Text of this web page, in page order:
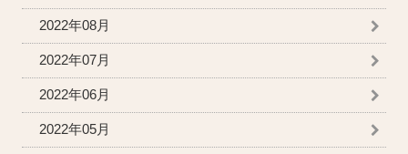
2022年08月
2022年07月
2022年06月
2022年05月